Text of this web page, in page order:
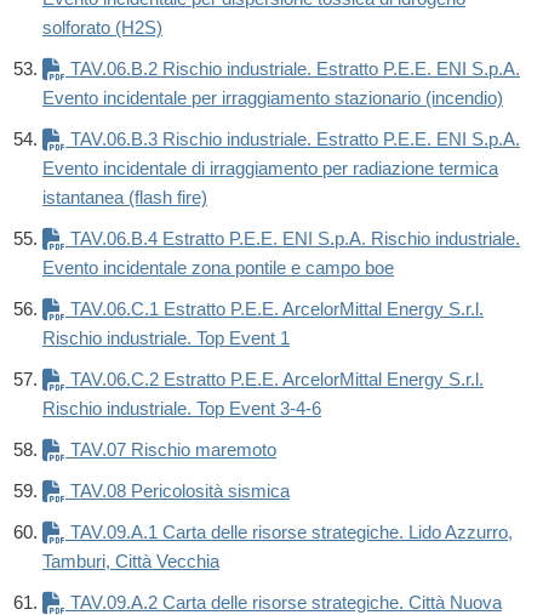
solforato (H2S)
TAV.06.B.2 Rischio industriale. Estratto P.E.E. ENI S.p.A.
Evento incidentale per irraggiamento stazionario (incendio)
TAV.06.B.3 Rischio industriale. Estratto P.E.E. ENI S.p.A.
Evento incidentale di irraggiamento per radiazione termica
istantanea (flash fire)
TAV.06.B.4 Estratto P.E.E. ENI S.p.A. Rischio industriale.
Evento incidentale zona pontile e campo boe
TAV.06.C.1 Estratto P.E.E. ArcelorMittal Energy S.r.l.
Rischio industriale. Top Event 1
TAV.06.C.2 Estratto P.E.E. ArcelorMittal Energy S.r.l.
Rischio industriale. Top Event 3-4-6
TAV.07 Rischio maremoto
TAV.08 Pericolosità sismica
TAV.09.A.1 Carta delle risorse strategiche. Lido Azzurro,
Tamburi, Città Vecchia
TAV.09.A.2 Carta delle risorse strategiche. Città Nuova